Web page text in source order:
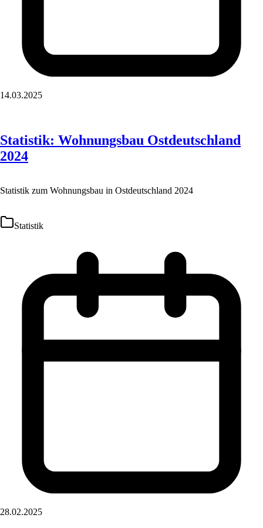
14.03.2025
Statistik: Wohnungsbau Ostdeutschland
2024
Statistik zum Wohnungsbau in Ostdeutschland 2024
Statistik
28.02.2025